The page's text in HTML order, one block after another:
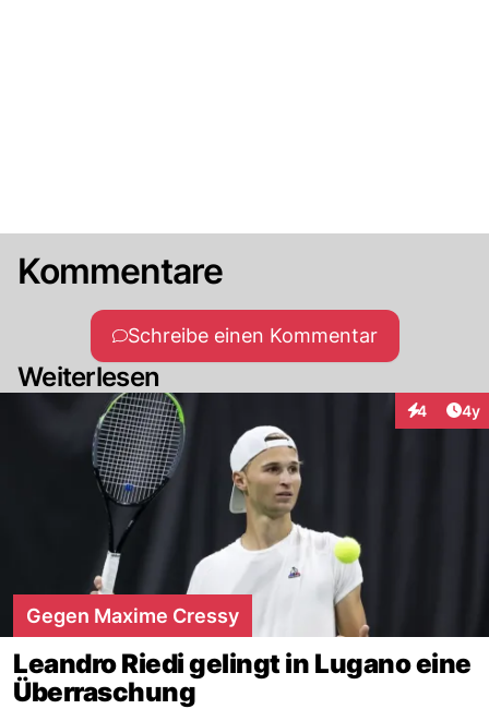
Kommentare
Schreibe einen Kommentar
Weiterlesen
4 4y
Gegen Maxime Cressy
Leandro Riedi gelingt in Lugano eine
Überraschung